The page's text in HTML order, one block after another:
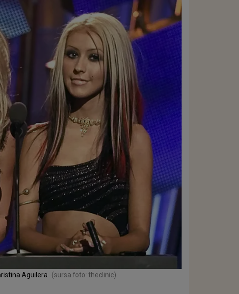
Aguilera (sursa foto: theclinic)